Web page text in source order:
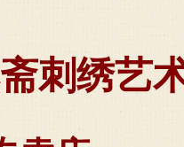
刺绣艺